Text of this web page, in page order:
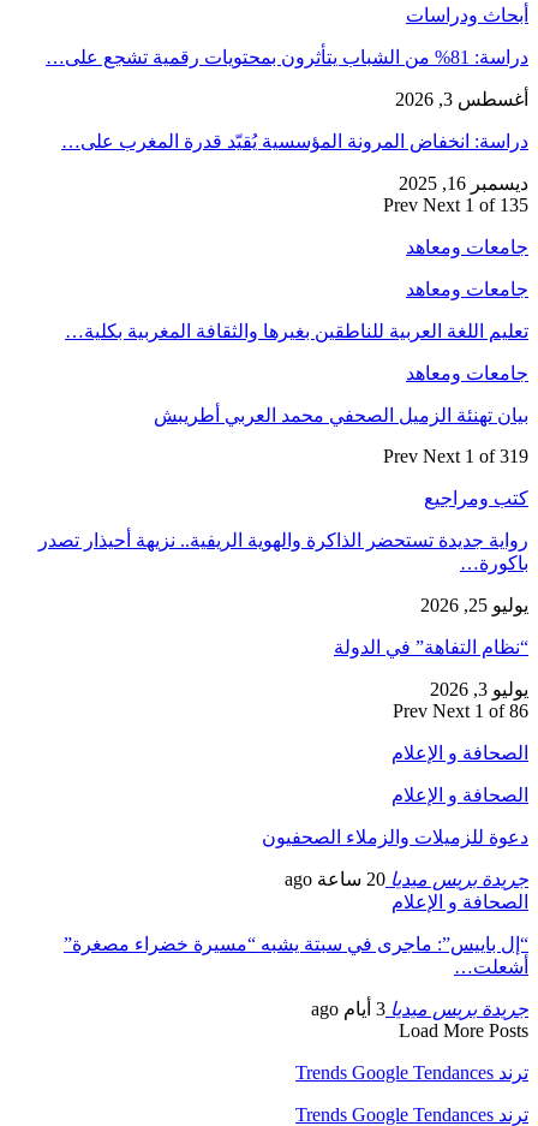
أبحاث ودراسات
دراسة: 81% من الشباب يتأثرون بمحتويات رقمية تشجع على…
أغسطس 3, 2026
دراسة: انخفاض المرونة المؤسسية يُقيّد قدرة المغرب على…
ديسمبر 16, 2025
Prev Next 1 of 135
جامعات ومعاهد
جامعات ومعاهد
تعليم اللغة العربية للناطقين بغيرها والثقافة المغربية بكلية…
جامعات ومعاهد
بيان تهنئة الزميل الصحفي محمد العربي أطريبش
Prev Next 1 of 319
كتب ومراجيع
رواية جديدة تستحضر الذاكرة والهوية الريفية.. نزيهة أحيذار تصدر
باكورة…
يوليو 25, 2026
“نظام التفاهة” في الدولة
يوليو 3, 2026
Prev Next 1 of 86
الصحافة و الإعلام
الصحافة و الإعلام
دعوة للزميلات والزملاء الصحفيون
جريدة بريس ميديا 20 ساعة ago
الصحافة و الإعلام
“إل باييس”: ماجرى في سبتة يشبه “مسيرة خضراء مصغرة”
أشعلت…
جريدة بريس ميديا 3 أيام ago
Load More Posts
ترند Trends Google Tendances
ترند Trends Google Tendances